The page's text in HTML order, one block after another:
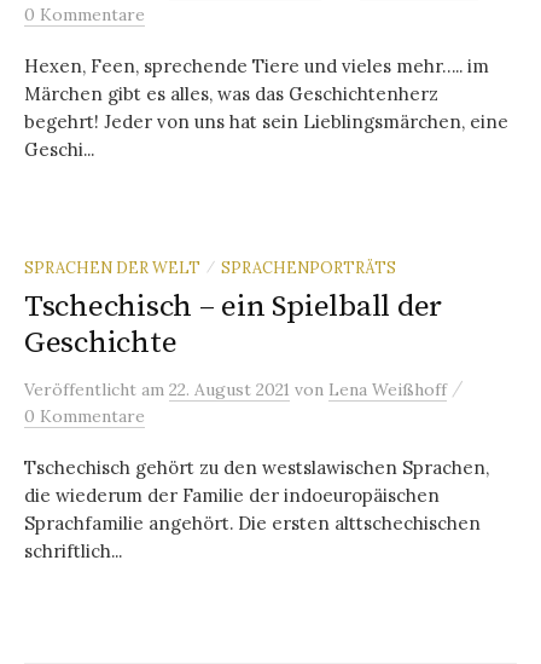
0 Kommentare
Hexen, Feen, sprechende Tiere und vieles mehr….. im
Märchen gibt es alles, was das Geschichtenherz
begehrt! Jeder von uns hat sein Lieblingsmärchen, eine
Geschi...
SPRACHEN DER WELT / SPRACHENPORTRÄTS
Tschechisch – ein Spielball der
Geschichte
Veröffentlicht am 22. August 2021 von Lena Weißhoff /
0 Kommentare
Tschechisch gehört zu den westslawischen Sprachen,
die wiederum der Familie der indoeuropäischen
Sprachfamilie angehört. Die ersten alttschechischen
schriftlich...